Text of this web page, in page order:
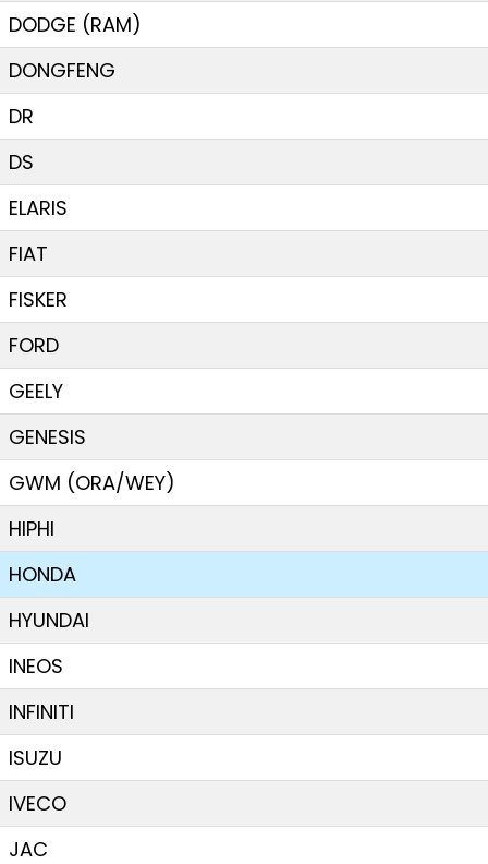
DODGE (RAM)
DONGFENG
DR
DS
ELARIS
FIAT
FISKER
FORD
GEELY
GENESIS
GWM (ORA/WEY)
HIPHI
HONDA
HYUNDAI
INEOS
INFINITI
ISUZU
IVECO
JAC